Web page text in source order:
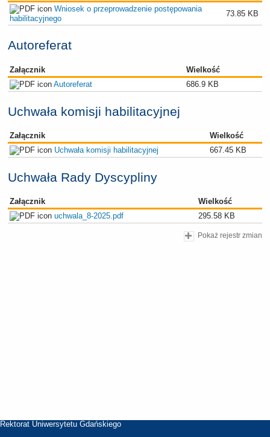
Wniosek o przeprowadzenie postępowania
habilitacyjnego
73.85 KB
Autoreferat
Załącznik
Wielkość
Autoreferat
686.9 KB
Uchwała komisji habilitacyjnej
Załącznik
Wielkość
Uchwała komisji habilitacyjnej
667.45 KB
Uchwała Rady Dyscypliny
Załącznik
Wielkość
uchwala_8-2025.pdf
295.58 KB
Pokaż rejestr zmian
Rektorat Uniwersytetu Gdańskiego